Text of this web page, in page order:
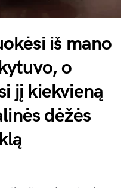
iš mano
o
jį kiekvieną
dėžės